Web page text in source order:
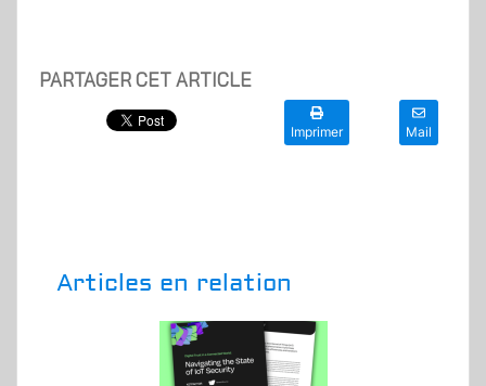
PARTAGER CET ARTICLE
Imprimer Mail
Articles en relation